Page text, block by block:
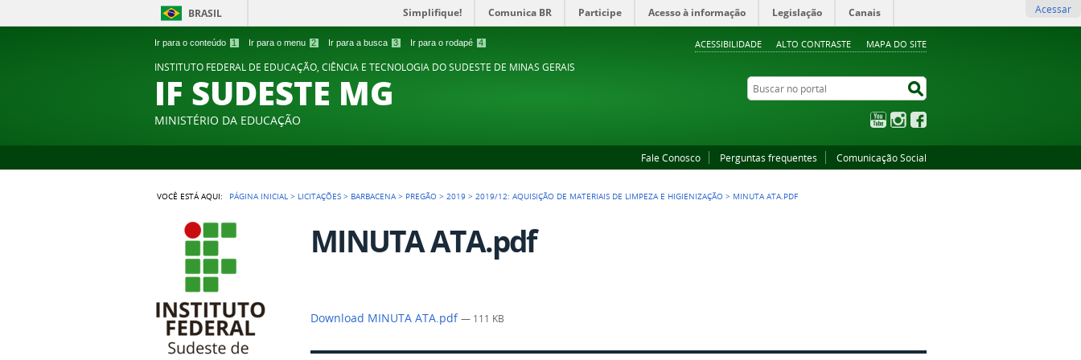
Ir para o conteúdo 1 Ir para o menu 2 Ir para a busca 3 Ir para o rodapé 4 ACESSIBILIDADE ALTO CONTRASTE MAPA DO SITE
BRASIL Simplifique! Comunica BR Participe Acesso à informação Legislação Canais Acessar
INSTITUTO FEDERAL DE EDUCAÇÃO, CIÊNCIA E TECNOLOGIA DO SUDESTE DE MINAS GERAIS
IF SUDESTE MG
MINISTÉRIO DA EDUCAÇÃO
Buscar no portal
YouTubeInstagram
Fale Conosco Perguntas frequentes Comunicação Social
VOCÊ ESTÁ AQUI: PÁGINA INICIAL > LICITAÇÕES > BARBACENA > PREGÃO >2019 >2019/12: AQUISIÇÃO DE MATERIAIS DE LIMPEZA E HIGIENIZAÇÃO > MINUTA ATA.PDF
MINUTA ATA.pdf
Download MINUTA ATA.pdf— 111 KB